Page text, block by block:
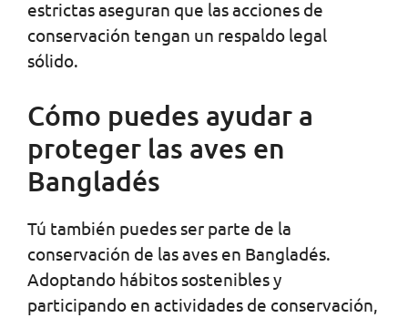
estrictas aseguran que las acciones de
conservación tengan un respaldo legal
sólido.
Cómo puedes ayudar a
proteger las aves en
Bangladés
Tú también puedes ser parte de la
conservación de las aves en Bangladés.
Adoptando hábitos sostenibles y
participando en actividades de conservación,